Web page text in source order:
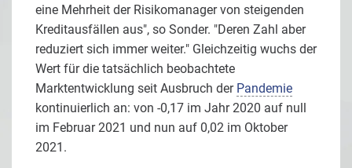
eine Mehrheit der Risikomanager von steigenden
Kreditausfällen aus", so Sonder. "Deren Zahl aber
reduziert sich immer weiter." Gleichzeitig wuchs der
Wert für die tatsächlich beobachtete
Marktentwicklung seit Ausbruch der Pandemie
kontinuierlich an: von -0,17 im Jahr 2020 auf null
im Februar 2021 und nun auf 0,02 im Oktober
2021.